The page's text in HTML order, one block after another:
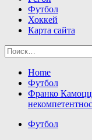
Футбол
Хоккей
Карта сайта
Найти:
Home
Футбол
Франко
Футбол